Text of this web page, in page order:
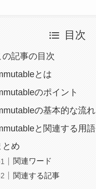
目次
の記事の目次
とは
のポイント
の基本的な流れ
と関連する用語
とめ
関連ワード
関連する記事